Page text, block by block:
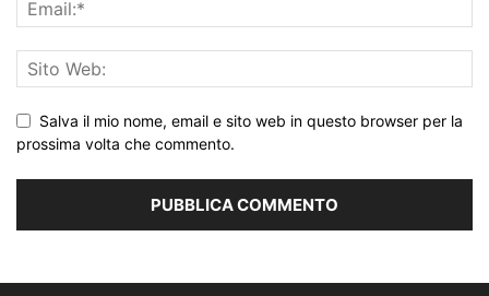
Salva il mio nome, email e sito web in questo browser per la
prossima volta che commento.